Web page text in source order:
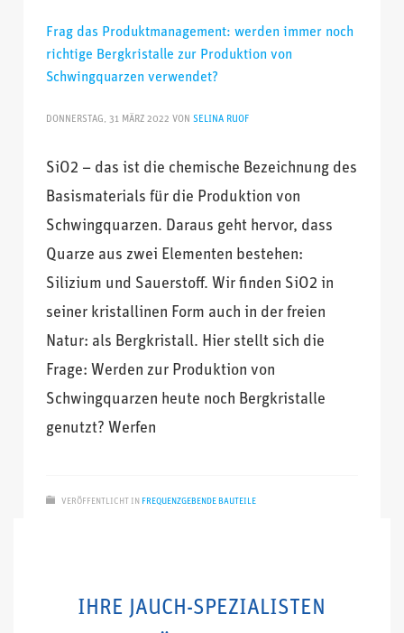
Frag das Produktmanagement: werden immer noch
richtige Bergkristalle zur Produktion von
Schwingquarzen verwendet?
DONNERSTAG, 31 MÄRZ 2022 VONSELINA RUOF
SiO2 – das ist die chemische Bezeichnung des
Basismaterials für die Produktion von
Schwingquarzen. Daraus geht hervor, dass
Quarze aus zwei Elementen bestehen:
Silizium und Sauerstoff. Wir finden SiO2 in
seiner kristallinen Form auch in der freien
Natur: als Bergkristall. Hier stellt sich die
Frage: Werden zur Produktion von
Schwingquarzen heute noch Bergkristalle
genutzt? Werfen
VERÖFFENTLICHT IN FREQUENZGEBENDE BAUTEILE
IHRE JAUCH-SPEZIALISTEN